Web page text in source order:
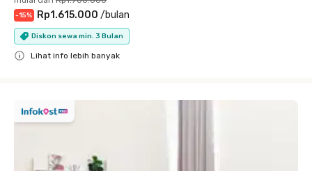
-15% Rp1.615.000 /bulan
Diskon sewa min. 3 Bulan
Lihat info lebih banyak